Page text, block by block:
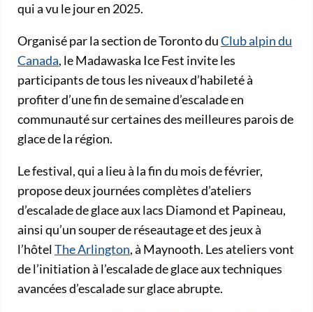
qui a vu le jour en 2025.
Organisé par la section de Toronto duClub alpin du
Canada, le Madawaska Ice Fest invite les
participants de tous les niveaux d’habileté à
profiter d’une fin de semaine d’escalade en
communauté sur certaines des meilleures parois de
glace de la région.
Le festival, qui a lieu à la fin du mois de février,
propose deux journées complètes d’ateliers
d’escalade de glace aux lacs Diamond et Papineau,
ainsi qu’un souper de réseautage et des jeux à
l’hôtelThe Arlington, à Maynooth. Les ateliers vont
de l’initiation à l’escalade de glace aux techniques
avancées d’escalade sur glace abrupte.